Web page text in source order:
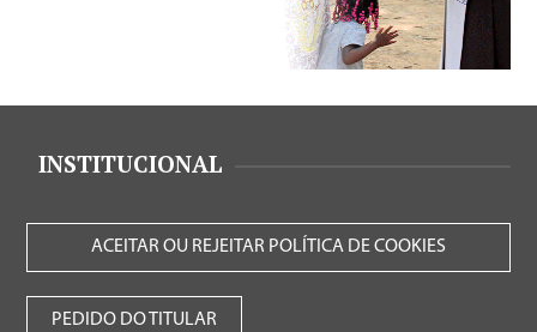
INSTITUCIONAL
ACEITAR OU REJEITAR POLÍTICA DE COOKIES
PEDIDO DO TITULAR